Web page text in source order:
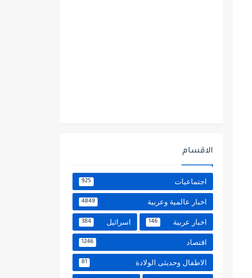
الاقسام
اجتماعيات 925
اخبار عالمية وعربية 4849
اخبار عربية 146 اسرائيل 384
اقتصاد 1246
الاطفال وحديثى الولادة 81